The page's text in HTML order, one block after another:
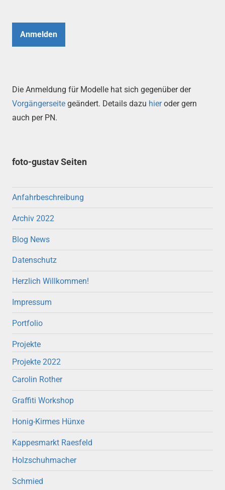
Anmelden
Die Anmeldung für Modelle hat sich gegenüber der
Vorgängerseite geändert. Details dazu hieroder gern
auch per PN.
foto-gustav Seiten
Anfahrbeschreibung
Archiv 2022
Blog News
Datenschutz
Herzlich Willkommen!
Impressum
Portfolio
Projekte
Projekte 2022
Carolin Rother
Graffiti Workshop
Honig-Kirmes Hünxe
Kappesmarkt Raesfeld
Holzschuhmacher
Schmied